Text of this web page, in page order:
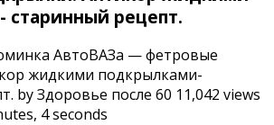
старинный рецепт.
АвтоВАЗа — фетровые
жидкими подкрылками-
by Здоровье после 60 11,042 views
4 seconds